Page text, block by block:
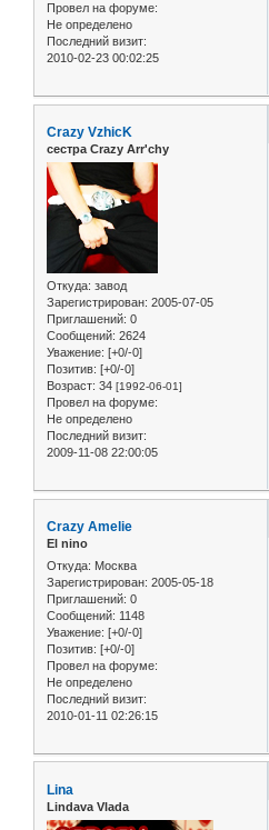
Провел на форуме:
Не определено
Последний визит:
2010-02-23 00:02:25
Crazy VzhicK
сестра Crazy Arr'chy
Откуда: завод
Зарегистрирован: 2005-07-05
Приглашений: 0
Сообщений: 2624
Уважение: [+0/-0]
Позитив: [+0/-0]
Возраст: 34 [1992-06-01]
Провел на форуме:
Не определено
Последний визит:
2009-11-08 22:00:05
Crazy Amelie
El nino
Откуда: Москва
Зарегистрирован: 2005-05-18
Приглашений: 0
Сообщений: 1148
Уважение: [+0/-0]
Позитив: [+0/-0]
Провел на форуме:
Не определено
Последний визит:
2010-01-11 02:26:15
Lina
Lindava Vlada